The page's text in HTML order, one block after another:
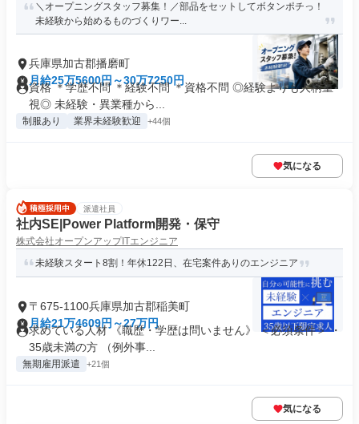
＼オープニングスタッフ募集！／部品をセットしてボタンポチっ！
未経験から始めるものづくりワー...
兵庫県加古郡播磨町
月給25万5600円～30万7250円
資格 ＊学歴不問 ＊経験不問 ＊資格不問 ◎経験よりも人柄重
視◎ 未経験・異業種から...
制服あり 業界未経験歓迎 +44個
気になる
派遣社員
社内SE|Power Platform開発・保守
株式会社オープンアップITエンジニア
未経験スタート8割！年休122日、在宅案件ありのエンジニア
〒675-1100兵庫県加古郡稲美町
月給21万4609円～27万円
求めている人材 《職歴・学歴は問いません》 ＜必須条件＞ ・
35歳未満の方 （例外事...
無期雇用派遣 +21個
気になる